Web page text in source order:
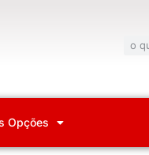
Opções